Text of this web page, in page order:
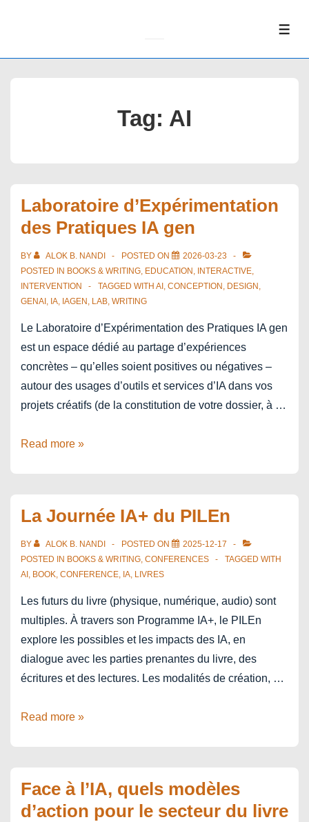
Tag: AI
Laboratoire d’Expérimentation
des Pratiques IA gen
BY ALOK B. NANDI POSTED ON
2026-03-23
POSTED IN BOOKS & WRITING, EDUCATION , INTERACTIVE,
INTERVENTION
TAGGED WITH AI , CONCEPTION , DESIGN ,
GENAI , IA, IAGEN , LAB, WRITING
Le Laboratoire d’Expérimentation des Pratiques IA gen
est un espace dédié au partage d’expériences
concrètes – qu’elles soient positives ou négatives –
autour des usages d’outils et services d’IA dans vos
projets créatifs (de la constitution de votre dossier, à …
Laboratoire
IA
gen
Read more »
La Journée IA+ du PILEn
BY ALOK B. NANDI POSTED ON
2025-12-17
POSTED IN BOOKS & WRITING, CONFERENCES
TAGGED WITH
AI , BOOK, CONFERENCE, IA, LIVRES
Les futurs du livre (physique, numérique, audio) sont
multiples. À travers son Programme IA+, le PILEn
explore les possibles et les impacts des IA, en
dialogue avec les parties prenantes du livre, des
écritures et des lectures. Les modalités de création, …
La
PILEn
Read more »
Face à l’IA, quels modèles
d’action pour le secteur du livre